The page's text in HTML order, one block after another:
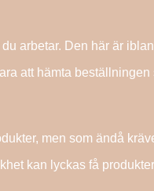
arbetar. Den här är
att hämta beställningen
men som ändå
kan lyckas få